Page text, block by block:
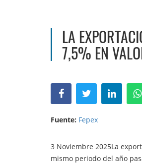
LA
7,5% EN
Fuente: Fepex
3 Noviembre 2025La
mismo periodo del año